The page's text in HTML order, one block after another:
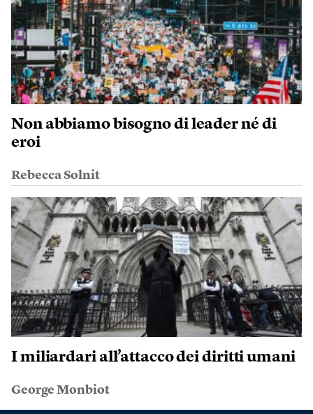
Non abbiamo bisogno di leader né di
eroi
Rebecca Solnit
I miliardari all’attacco dei diritti umani
George Monbiot